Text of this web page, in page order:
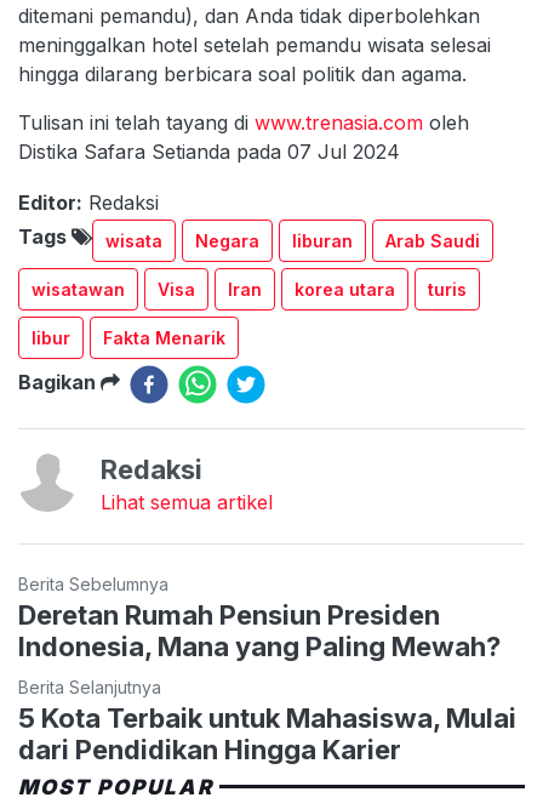
ditemani pemandu), dan Anda tidak diperbolehkan
meninggalkan hotel setelah pemandu wisata selesai
hingga dilarang berbicara soal politik dan agama.
Tulisan ini telah tayang di www.trenasia.com oleh
Distika Safara Setianda pada 07 Jul 2024
Editor: Redaksi
Tags
wisata Negara liburan Arab Saudi
wisatawan Visa Iran korea utara turis
libur Fakta Menarik
Bagikan
Redaksi
Lihat semua artikel
Berita Sebelumnya
Deretan Rumah Pensiun Presiden
Indonesia, Mana yang Paling Mewah?
Berita Selanjutnya
5 Kota Terbaik untuk Mahasiswa, Mulai
dari Pendidikan Hingga Karier
MOST POPULAR